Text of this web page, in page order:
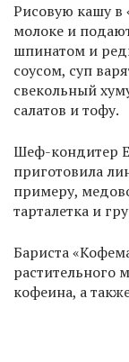
Рисовую кашу в
молоке и
шпинатом и
соусом, суп
свекольный
салатов и тофу.
Шеф-кондитер
приготовила
примеру,
тарталетка и
Бариста
растительного
кофеина, а